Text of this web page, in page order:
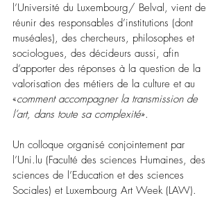
l’Université du Luxembourg/ Belval, vient de
réunir des responsables d’institutions (dont
muséales), des chercheurs, philosophes et
sociologues, des décideurs aussi, afin
d’apporter des réponses à la question de la
valorisation des métiers de la culture et au
«comment accompagner la transmission de
l’art, dans toute sa complexité».
Un colloque organisé conjointement par
l’Uni.lu (Faculté des sciences Humaines, des
sciences de l’Education et des sciences
Sociales) et Luxembourg Art Week (LAW).